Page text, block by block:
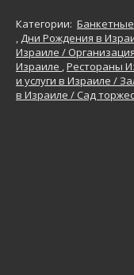
Категории:
, Дни Рождения в
Израиле /
Израиле ,Рестораны
и услуги в Израиле /
в Израиле / Сад